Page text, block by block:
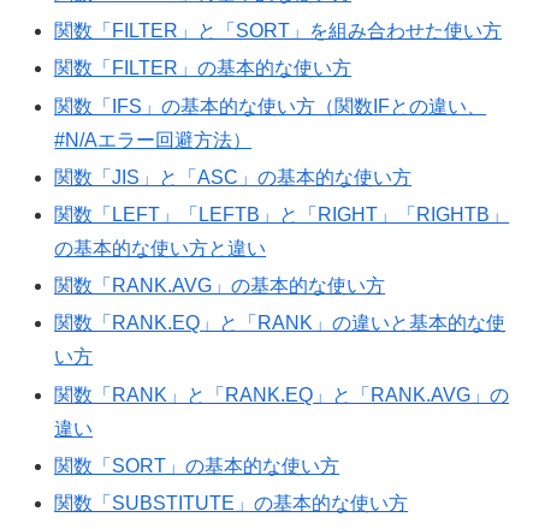
関数「FILTER」と「SORT」を組み合わせた使い方
関数「FILTER」の基本的な使い方
関数「IFS」の基本的な使い方（関数IFとの違い、
#N/Aエラー回避方法）
関数「JIS」と「ASC」の基本的な使い方
関数「LEFT」「LEFTB」と「RIGHT」「RIGHTB」
の基本的な使い方と違い
関数「RANK.AVG」の基本的な使い方
関数「RANK.EQ」と「RANK」の違いと基本的な使
い方
関数「RANK」と「RANK.EQ」と「RANK.AVG」の
違い
関数「SORT」の基本的な使い方
関数「SUBSTITUTE」の基本的な使い方